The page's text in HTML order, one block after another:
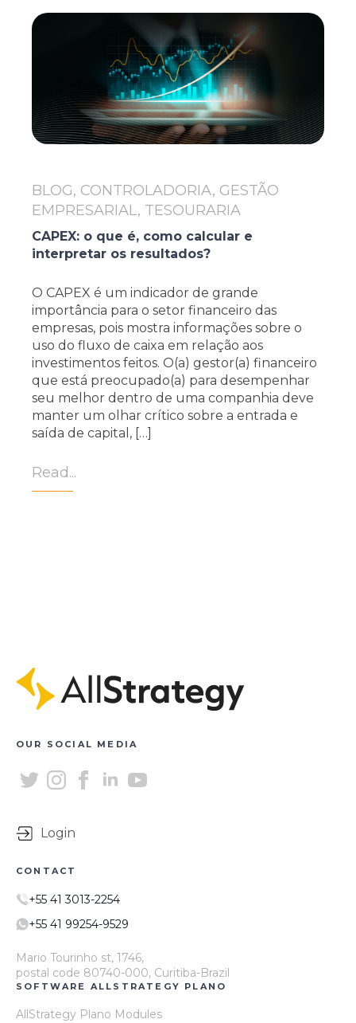
BLOG, CONTROLADORIA, GESTÃO
EMPRESARIAL, TESOURARIA
CAPEX: o que é, como calcular e
interpretar os resultados?
O CAPEX é um indicador de grande
importância para o setor financeiro das
empresas, pois mostra informações sobre o
uso do fluxo de caixa em relação aos
investimentos feitos. O(a) gestor(a) financeiro
que está preocupado(a) para desempenhar
seu melhor dentro de uma companhia deve
manter um olhar crítico sobre a entrada e
saída de capital, […]
Read...
OUR SOCIAL MEDIA
Login
CONTACT
+55 41 3013-2254
+55 41 99254-9529
Mario Tourinho st, 1746,
postal code 80740-000, Curitiba-Brazil
SOFTWARE ALLSTRATEGY PLANO
AllStrategy Plano Modules